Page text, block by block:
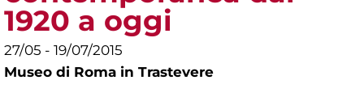
1920 a oggi
27/05 - 19/07/2015
Museo di Roma in Trastevere